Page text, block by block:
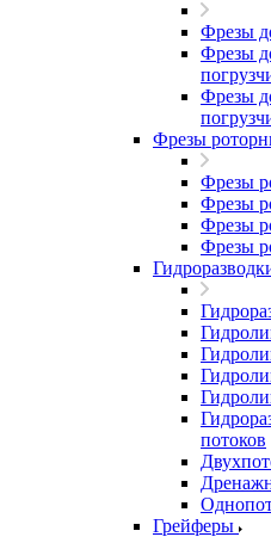
Фрезы
Фрезы
Фрезы
Фрезы
Фрезы
Фрезы
Фрезы
Фрезы
потоков
Грейферы